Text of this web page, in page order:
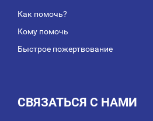
Как помочь?
Кому помочь
Быстрое пожертвование
СВЯЗАТЬСЯ С НАМИ